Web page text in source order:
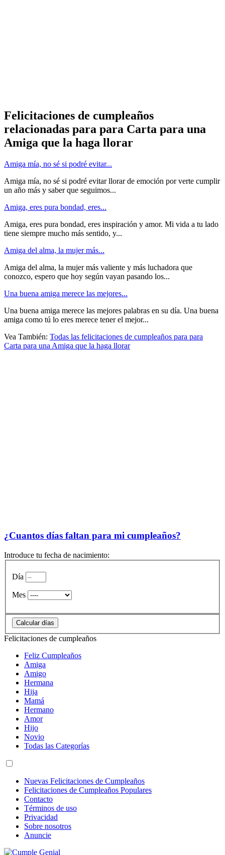
Felicitaciones de cumpleaños
relacionadas para para Carta para una
Amiga que la haga llorar
Amiga mía, no sé si podré evitar...
Amiga mía, no sé si podré evitar llorar de emoción por verte cumplir
un año más y saber que seguimos...
Amiga, eres pura bondad, eres...
Amiga, eres pura bondad, eres inspiración y amor. Mi vida a tu lado
tiene siempre mucho más sentido, y...
Amiga del alma, la mujer más...
Amiga del alma, la mujer más valiente y más luchadora que
conozco, espero que hoy según vayan pasando los...
Una buena amiga merece las mejores...
Una buena amiga merece las mejores palabras en su día. Una buena
amiga como tú lo eres merece tener el mejor...
Vea También: Todas las felicitaciones de cumpleaños para para
Carta para una Amiga que la haga llorar
¿Cuantos días faltan para mi cumpleaños?
Introduce tu fecha de nacimiento:
Día
Mes
Felicitaciones de cumpleaños
Feliz Cumpleaños
Amiga
Amigo
Hermana
Hija
Mamá
Hermano
Amor
Hijo
Novio
Todas las Categorías
Nuevas Felicitaciones de Cumpleaños
Felicitaciones de Cumpleaños Populares
Contacto
Términos de uso
Privacidad
Sobre nosotros
Anuncie